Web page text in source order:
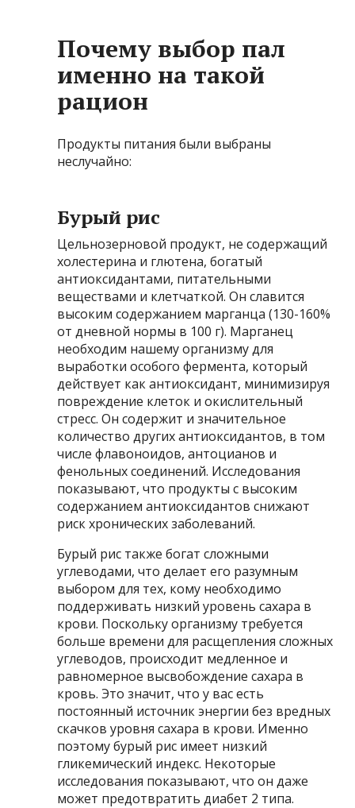
Почему выбор пал
именно на такой
рацион
Продукты питания были выбраны
неслучайно:
Бурый рис
Цельнозерновой продукт, не содержащий
холестерина и глютена, богатый
антиоксидантами, питательными
веществами и клетчаткой. Он славится
высоким содержанием марганца (130-160%
от дневной нормы в 100 г). Марганец
необходим нашему организму для
выработки особого фермента, который
действует как антиоксидант, минимизируя
повреждение клеток и окислительный
стресс. Он содержит и значительное
количество других антиоксидантов, в том
числе флавоноидов, антоцианов и
фенольных соединений. Исследования
показывают, что продукты с высоким
содержанием антиоксидантов снижают
риск хронических заболеваний.
Бурый рис также богат сложными
углеводами, что делает его разумным
выбором для тех, кому необходимо
поддерживать низкий уровень сахара в
крови. Поскольку организму требуется
больше времени для расщепления сложных
углеводов, происходит медленное и
равномерное высвобождение сахара в
кровь. Это значит, что у вас есть
постоянный источник энергии без вредных
скачков уровня сахара в крови. Именно
поэтому бурый рис имеет низкий
гликемический индекс. Некоторые
исследования показывают, что он даже
может предотвратить диабет 2 типа.